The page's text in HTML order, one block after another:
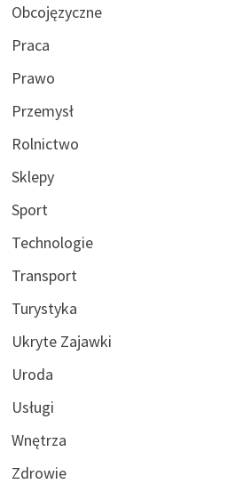
Obcojęzyczne
Praca
Prawo
Przemysł
Rolnictwo
Sklepy
Sport
Technologie
Transport
Turystyka
Ukryte Zajawki
Uroda
Usługi
Wnętrza
Zdrowie